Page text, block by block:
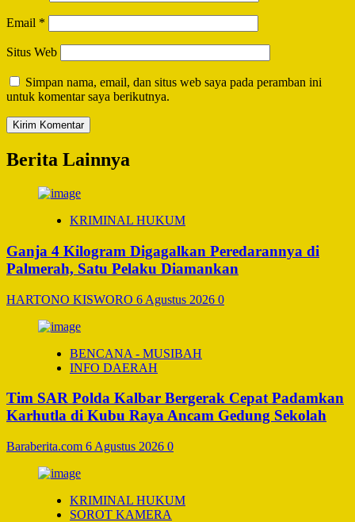
Email *
Situs Web
Simpan nama, email, dan situs web saya pada peramban ini
untuk komentar saya berikutnya.
Berita Lainnya
KRIMINAL HUKUM
Ganja 4 Kilogram Digagalkan Peredarannya di
Palmerah, Satu Pelaku Diamankan
HARTONO KISWORO 6 Agustus 2026 0
BENCANA - MUSIBAH
INFO DAERAH
Tim SAR Polda Kalbar Bergerak Cepat Padamkan
Karhutla di Kubu Raya Ancam Gedung Sekolah
Baraberita.com 6 Agustus 2026 0
KRIMINAL HUKUM
SOROT KAMERA